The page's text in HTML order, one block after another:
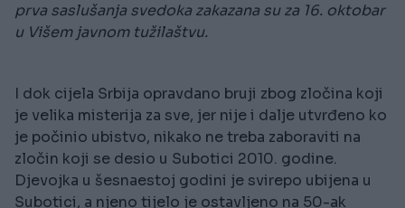
prva saslušanja svedoka zakazana su za 16. oktobar
u Višem javnom tužilaštvu.
I dok cijela Srbija opravdano bruji zbog zločina koji
je velika misterija za sve, jer nije i dalje utvrđeno ko
je počinio ubistvo, nikako ne treba zaboraviti na
zločin koji se desio u Subotici 2010. godine.
Djevojka u šesnaestoj godini je svirepo ubijena u
Subotici, a njeno tijelo je ostavljeno na 50-ak